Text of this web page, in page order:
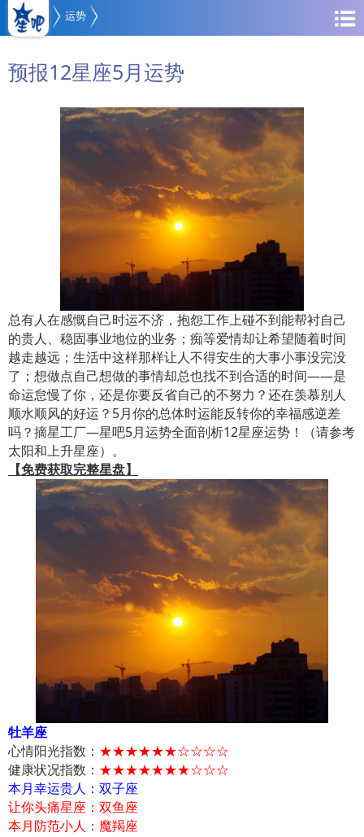
运势
预报12星座5月运势
总有人在感慨自己时运不济，抱怨工作上碰不到能帮衬自己
的贵人、稳固事业地位的业务；痴等爱情却让希望随着时间
越走越远；生活中这样那样让人不得安生的大事小事没完没
了；想做点自己想做的事情却总也找不到合适的时间——是
命运怠慢了你，还是你要反省自己的不努力？还在羡慕别人
顺水顺风的好运？5月你的总体时运能反转你的幸福感逆差
吗？摘星工厂—星吧5月运势全面剖析12星座运势！（请参考
太阳和上升星座）。
【免费获取完整星盘】
牡羊座
心情阳光指数： ★★★★★★☆☆☆☆
健康状况指数： ★★★★★★★☆☆☆
本月幸运贵人：双子座
让你头痛星座：双鱼座
本月防范小人：魔羯座